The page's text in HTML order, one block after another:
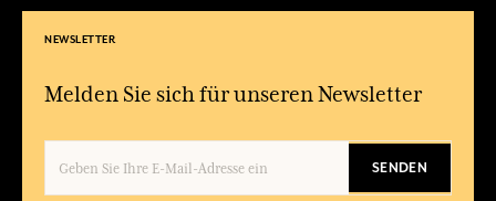
NEWSLETTER
Melden Sie sich für unseren Newsletter
SENDEN